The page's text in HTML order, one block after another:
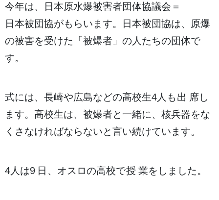
今年は、 日本原水爆被害者団体協議会 ＝
日本被団協がもらいます。 日本被団協は、 原爆
の被害を受けた「 被爆者 」の 人 たちの団体で
す。
式には、 長崎や広島などの高校生4人 も 出席 し
ます。 高校生は、 被爆者と 一緒に、 核兵器をな
くさなければならないと言い続けています。
4人 は9日 、オスロの高校で授業をしました。